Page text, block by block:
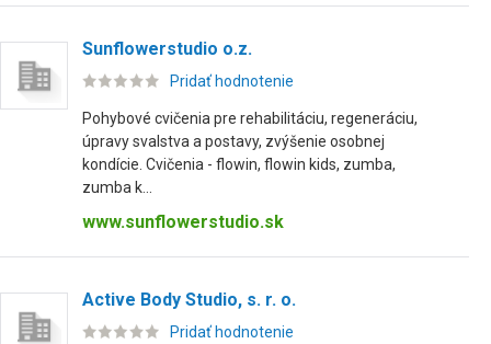
Sunflowerstudio o.z.
Pridať hodnotenie
Pohybové cvičenia pre rehabilitáciu, regeneráciu,
úpravy svalstva a postavy, zvýšenie osobnej
kondície. Cvičenia - flowin, flowin kids, zumba,
zumba k...
www.sunflowerstudio.sk
Active Body Studio, s. r. o.
Pridať hodnotenie